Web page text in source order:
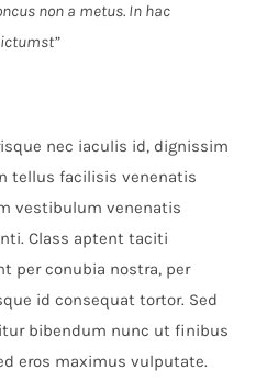
non a metus. In hac
nec iaculis id, dignissim
tellus facilisis venenatis
vestibulum venenatis
Class aptent taciti
per conubia nostra, per
id consequat tortor. Sed
bibendum nunc ut finibus
eros maximus vulputate.